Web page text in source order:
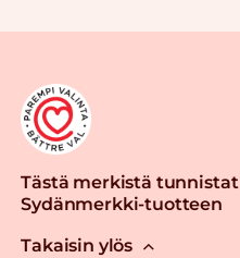
Tästä merkistä tunnistat
Sydänmerkki-tuotteen
Takaisin ylös